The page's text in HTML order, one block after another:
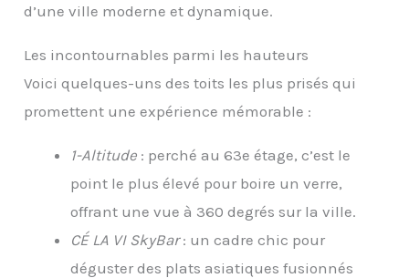
d’une ville moderne et dynamique.
Les incontournables parmi les hauteurs
Voici quelques-uns des toits les plus prisés qui
promettent une expérience mémorable :
1-Altitude : perché au 63e étage, c’est le
point le plus élevé pour boire un verre,
offrant une vue à 360 degrés sur la ville.
CÉ LA VI SkyBar: un cadre chic pour
déguster des plats asiatiques fusionnés